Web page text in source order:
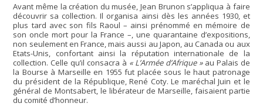
Avant même la création du musée, Jean Brunon s’appliqua à faire
découvrir sa collection. Il organisa ainsi dès les années 1930, et
plus tard avec son fils Raoul – ainsi prénommé en mémoire de
son oncle mort pour la France –, une quarantaine d’expositions,
non seulement en France, mais aussi au Japon, au Canada ou aux
Etats-Unis, confortant ainsi la réputation internationale de la
collection. Celle qu’il consacra à « L’Armée d’Afrique »au Palais de
la Bourse à Marseille en 1955 fut placée sous le haut patronage
du président de la République, René Coty. Le maréchal Juin et le
général de Montsabert, le libérateur de Marseille, faisaient partie
du comité d’honneur.